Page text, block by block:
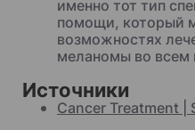
именно тот тип
помощи, который
возможностях
меланомы во всем
Источники
Cancer Treatment |